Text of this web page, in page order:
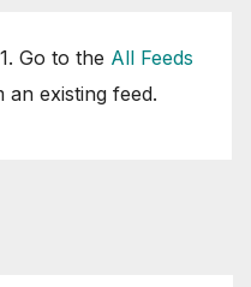
Go to the All Feeds
existing feed.